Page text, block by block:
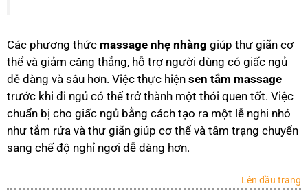
Các phương thức massage nhẹ nhàng giúp thư giãn cơ
thể và giảm căng thẳng, hỗ trợ người dùng có giấc ngủ
dễ dàng và sâu hơn. Việc thực hiện sen tắm massage
trước khi đi ngủ có thể trở thành một thói quen tốt. Việc
chuẩn bị cho giấc ngủ bằng cách tạo ra một lễ nghi nhỏ
như tắm rửa và thư giãn giúp cơ thể và tâm trạng chuyển
sang chế độ nghỉ ngơi dễ dàng hơn.
Lên đầu trang